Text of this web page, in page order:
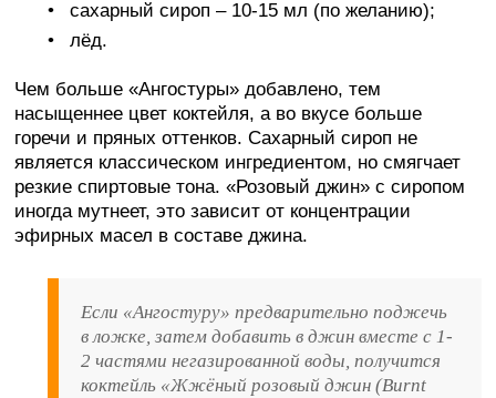
сахарный сироп – 10-15 мл (по желанию);
лёд.
Чем больше «Ангостуры» добавлено, тем
насыщеннее цвет коктейля, а во вкусе больше
горечи и пряных оттенков. Сахарный сироп не
является классическом ингредиентом, но смягчает
резкие спиртовые тона. «Розовый джин» с сиропом
иногда мутнеет, это зависит от концентрации
эфирных масел в составе джина.
Если «Ангостуру» предварительно поджечь
в ложке, затем добавить в джин вместе с 1-
2 частями негазированной воды, получится
коктейль «Жжёный розовый джин (Burnt